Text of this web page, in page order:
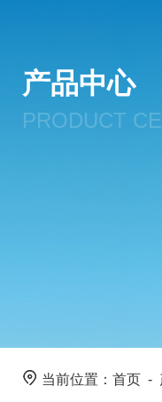
产品中心
PRODUCT
当前位置： 首页 -